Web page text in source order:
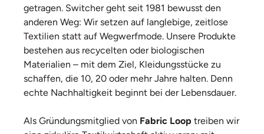
getragen. Switcher geht seit 1981 bewusst den
anderen Weg: Wir setzen auf langlebige, zeitlose
Textilien statt auf Wegwerfmode. Unsere Produkte
bestehen aus recycelten oder biologischen
Materialien – mit dem Ziel, Kleidungsstücke zu
schaffen, die 10, 20 oder mehr Jahre halten. Denn
echte Nachhaltigkeit beginnt bei der Lebensdauer.
Als Gründungsmitglied von Fabric Loop treiben wir